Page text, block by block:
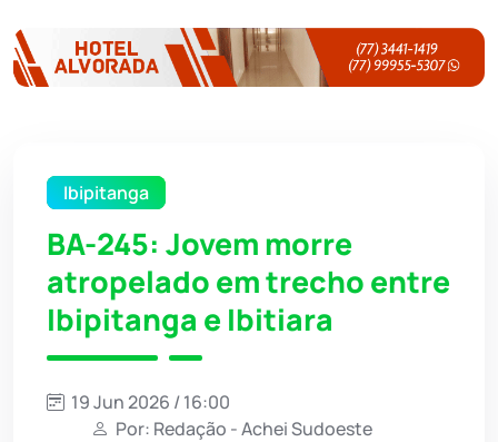
Ibipitanga
BA-245: Jovem morre
atropelado em trecho entre
Ibipitanga e Ibitiara
19 Jun 2026 / 16:00
Por: Redação - Achei Sudoeste